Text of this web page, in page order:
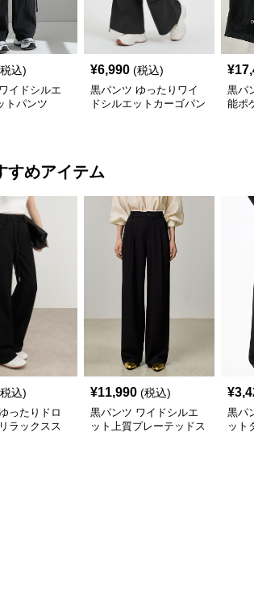
込)
イドシルエ
トパンツ
¥6,990 (税込)
黒パンツ ゆったりワイ
ドシルエットカーゴパン
¥
黒パ
能ポ
すめアイテム
込)
ったりドロ
ラックスス
¥11,990 (税込)
黒パンツ ワイドシルエ
ット上質プレーテッドス
¥
黒パ
ット